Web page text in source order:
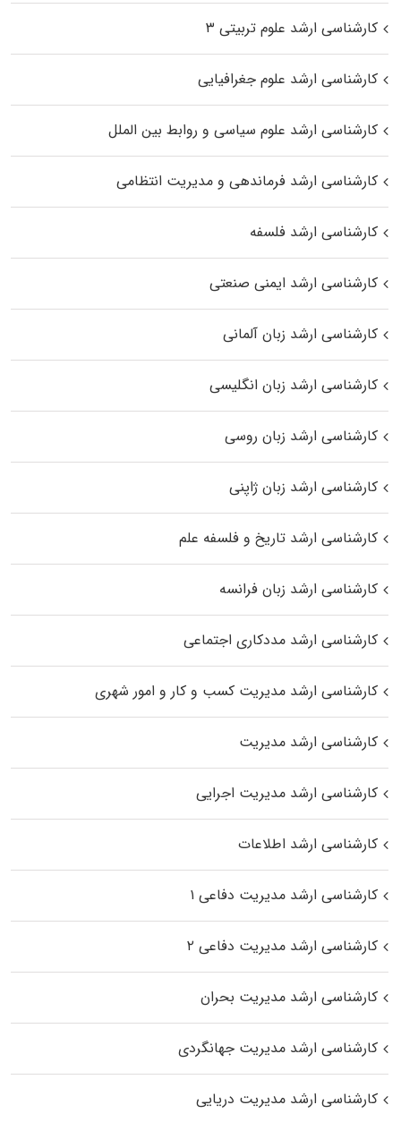
کارشناسی ارشد علوم تربیتی ۳
کارشناسی ارشد علوم جغرافیایی
کارشناسی ارشد علوم سیاسی و روابط بین الملل
کارشناسی ارشد فرماندهی و مدیریت انتظامی
کارشناسی ارشد فلسفه
کارشناسی ارشد ایمنی صنعتی
کارشناسی ارشد زبان آلمانی
کارشناسی ارشد زبان انگلیسی
کارشناسی ارشد زبان روسی
کارشناسی ارشد زبان ژاپنی
کارشناسی ارشد تاریخ و فلسفه علم
کارشناسی ارشد زبان فرانسه
کارشناسی ارشد مددکاری اجتماعی
کارشناسی ارشد مدیریت کسب و کار و امور شهری
کارشناسی ارشد مدیریت
کارشناسی ارشد مدیریت اجرایی
کارشناسی ارشد اطلاعات
کارشناسی ارشد مدیریت دفاعی ۱
کارشناسی ارشد مدیریت دفاعی ۲
کارشناسی ارشد مدیریت بحران
کارشناسی ارشد مدیریت جهانگردی
کارشناسی ارشد مدیریت دریایی